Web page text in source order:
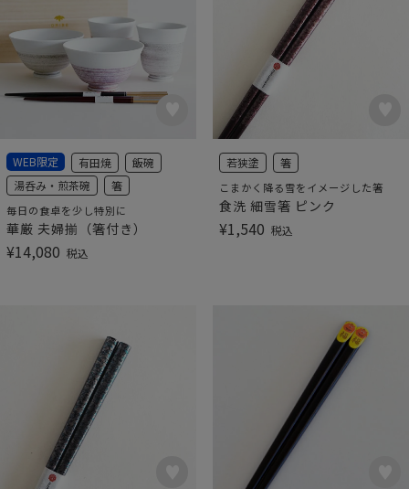
WEB限定 有田焼
飯碗
湯呑み・煎茶碗
箸
毎日の食卓を少し特別に
華厳 夫婦揃（箸付き）
¥14,080 税込
若狭塗 箸
こまかく降る雪をイメージした箸
食洗 細雪箸 ピンク
¥1,540 税込